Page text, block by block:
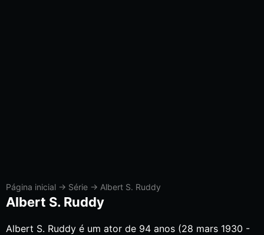
Página inicial → Série → Albert S. Ruddy
Albert S. Ruddy
Albert S. Ruddy é um ator de 94 anos (28 mars 1930 -